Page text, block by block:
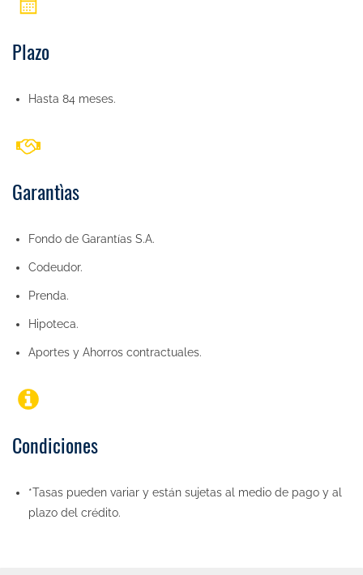
Plazo
Hasta 84 meses.
Garantìas
Fondo de Garantías S.A.
Codeudor.
Prenda.
Hipoteca.
Aportes y Ahorros contractuales.
Condiciones
*Tasas pueden variar y están sujetas al medio de pago y al
plazo del crédito.